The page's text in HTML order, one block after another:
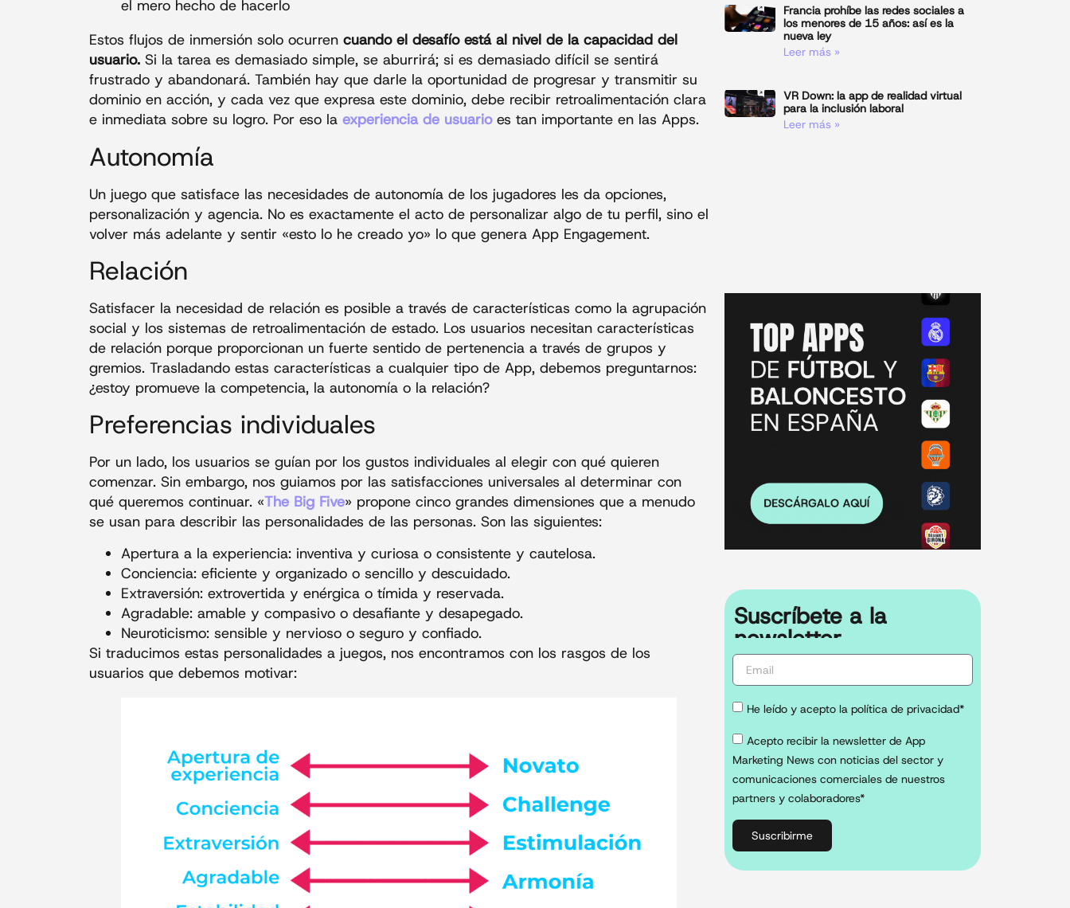
el mero hecho de hacerlo
Estos flujos de inmersión solo ocurren cuando el desafío está al nivel de la capacidad del
usuario. Si la tarea es demasiado simple, se aburrirá; si es demasiado difícil se sentirá
frustrado y abandonará. También hay que darle la oportunidad de progresar y transmitir su
dominio en acción, y cada vez que expresa este dominio, debe recibir retroalimentación clara
e inmediata sobre su logro. Por eso la experiencia de usuarioes tan importante en las Apps.
Autonomía
Un juego que satisface las necesidades de autonomía de los jugadores les da opciones,
personalización y agencia. No es exactamente el acto de personalizar algo de tu perfil, sino el
volver más adelante y sentir «esto lo he creado yo» lo que genera App Engagement.
Relación
Satisfacer la necesidad de relación es posible a través de características como la agrupación
social y los sistemas de retroalimentación de estado. Los usuarios necesitan características
de relación porque proporcionan un fuerte sentido de pertenencia a través de grupos y
gremios. Trasladando estas características a cualquier tipo de App, debemos preguntarnos:
¿estoy promueve la competencia, la autonomía o la relación?
Preferencias individuales
Por un lado, los usuarios se guían por los gustos individuales al elegir con qué quieren
comenzar. Sin embargo, nos guiamos por las satisfacciones universales al determinar con
qué queremos continuar. «The Big Five» propone cinco grandes dimensiones que a menudo
se usan para describir las personalidades de las personas. Son las siguientes:
Apertura a la experiencia: inventiva y curiosa o consistente y cautelosa.
Conciencia: eficiente y organizado o sencillo y descuidado.
Extraversión: extrovertida y enérgica o tímida y reservada.
Agradable: amable y compasivo o desafiante y desapegado.
Neuroticismo: sensible y nervioso o seguro y confiado.
Si traducimos estas personalidades a juegos, nos encontramos con los rasgos de los
usuarios que debemos motivar:
Francia prohíbe las redes sociales a
los menores de 15 años: así es la
nueva ley
Leer más »
VR Down: la app de realidad virtual
para la inclusión laboral
Leer más »
Suscríbete a la
newsletter
He leído y acepto la política de privacidad*
Acepto recibir la newsletter de App
Marketing News con noticias del sector y
comunicaciones comerciales de nuestros
partners y colaboradores*
Suscribirme